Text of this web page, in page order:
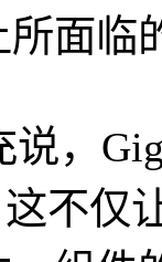
面临
说，
不仅